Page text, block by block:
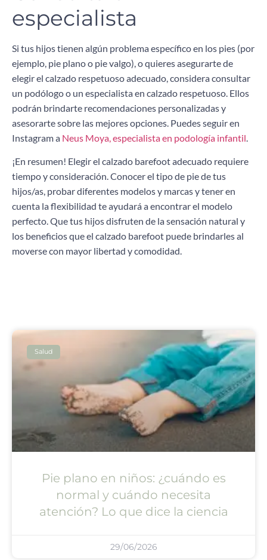
especialista
Si tus hijos tienen algún problema específico en los pies (por
ejemplo, pie plano o pie valgo), o quieres asegurarte de
elegir el calzado respetuoso adecuado, considera consultar
un podólogo o un especialista en calzado respetuoso. Ellos
podrán brindarte recomendaciones personalizadas y
asesorarte sobre las mejores opciones. Puedes seguir en
Instagram a Neus Moya, especialista en podología infantil.
¡En resumen! Elegir el calzado barefoot adecuado requiere
tiempo y consideración. Conocer el tipo de pie de tus
hijos/as, probar diferentes modelos y marcas y tener en
cuenta la flexibilidad te ayudará a encontrar el modelo
perfecto. Que tus hijos disfruten de la sensación natural y
los beneficios que el calzado barefoot puede brindarles al
moverse con mayor libertad y comodidad.
Salud
Pie plano en niños: ¿cuándo es
normal y cuándo necesita
atención? Lo que dice la ciencia
29/06/2026